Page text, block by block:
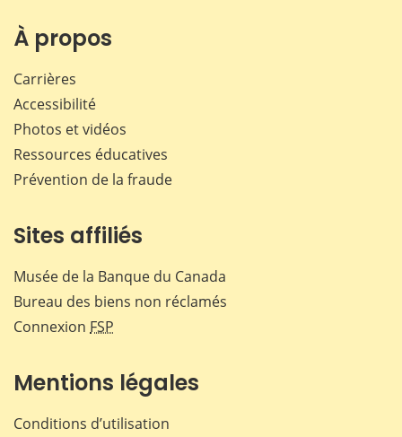
À propos
Carrières
Accessibilité
Photos et vidéos
Ressources éducatives
Prévention de la fraude
Sites affiliés
Musée de la Banque du Canada
Bureau des biens non réclamés
Connexion FSP
Mentions légales
Conditions d’utilisation